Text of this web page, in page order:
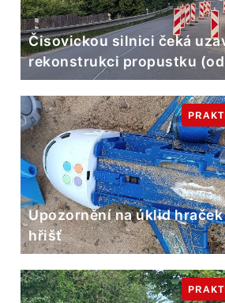
Čisovickou silnici čeká
rekonstrukci propustku (od
Upozornění na úklid
hřišť